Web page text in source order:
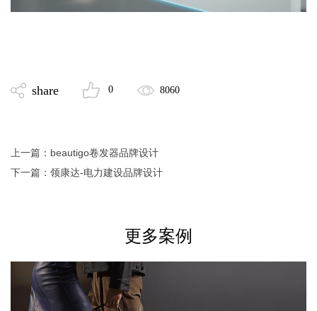
share 0 8060
上一篇： beautigo卷发器品牌设计
下一篇： 领康达-电力建设品牌设计
更多案例